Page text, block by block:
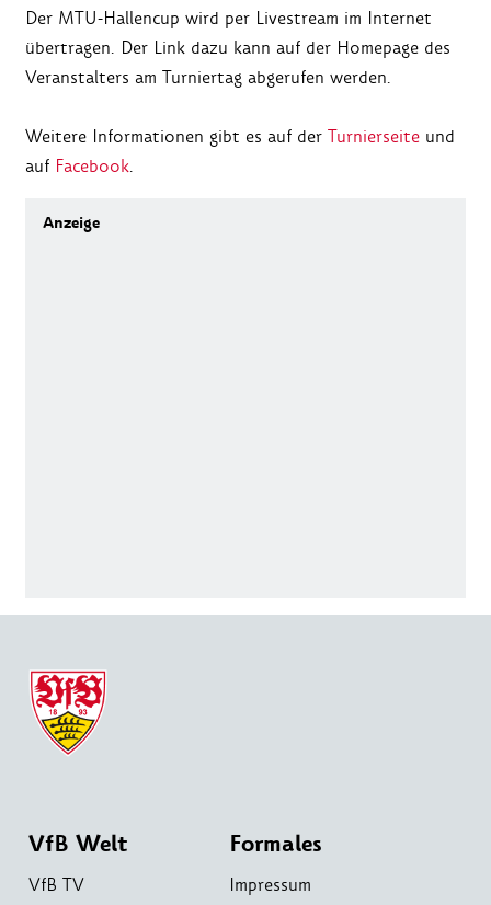
Der MTU-Hallencup wird per Livestream im Internet
übertragen. Der Link dazu kann auf der Homepage des
Veranstalters am Turniertag abgerufen werden.
Weitere Informationen gibt es auf der Turnierseite und
auf Facebook.
VfB Welt
VfB TV
Formales
Impressum